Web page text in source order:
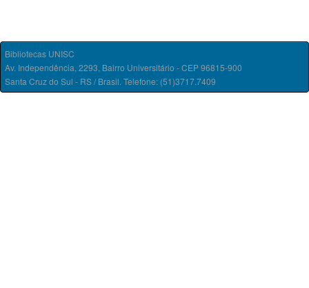
Bibliotecas UNISC
Av. Independência, 2293, Bairro Universitário - CEP 96815-900
Santa Cruz do Sul - RS / Brasil. Telefone: (51)3717.7409